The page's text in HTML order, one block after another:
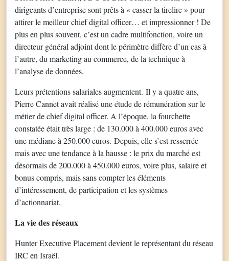
dirigeants d’entreprise sont prêts à « casser la tirelire » pour
attirer le meilleur chief digital officer… et impressionner ! De
plus en plus souvent, c’est un cadre multifonction, voire un
directeur général adjoint dont le périmètre diffère d’un cas à
l’autre, du marketing au commerce, de la technique à
l’analyse de données.
Leurs prétentions salariales augmentent. Il y a quatre ans,
Pierre Cannet avait réalisé une étude de rémunération sur le
métier de chief digital officer. A l’époque, la fourchette
constatée était très large : de 130.000 à 400.000 euros avec
une médiane à 250.000 euros. Depuis, elle s’est resserrée
mais avec une tendance à la hausse : le prix du marché est
désormais de 200.000 à 450.000 euros, voire plus, salaire et
bonus compris, mais sans compter les éléments
d’intéressement, de participation et les systèmes
d’actionnariat.
La vie des réseaux
Hunter Executive Placement devient le représentant du réseau
IRC en Israël.